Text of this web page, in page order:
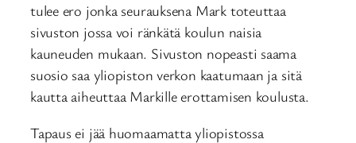
tulee ero jonka seurauksena Mark toteuttaa
sivuston jossa voi ränkätä koulun naisia
kauneuden mukaan. Sivuston nopeasti saama
suosio saa yliopiston verkon kaatumaan ja sitä
kautta aiheuttaa Markille erottamisen koulusta.
Tapaus ei jää huomaamatta yliopistossa